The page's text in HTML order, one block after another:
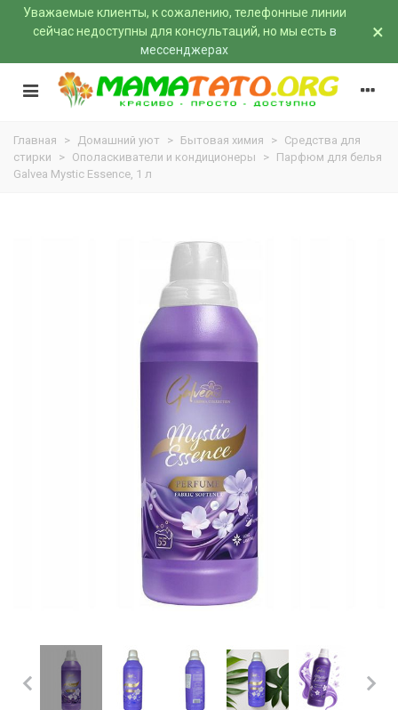
Уважаемые клиенты, к сожалению, телефонные линии
сейчас недоступны для консультаций, но мы есть в
мессенджерах
×
Главная > Домашний уют > Бытовая химия > Средства для
стирки
> Ополаскиватели и кондиционеры > Парфюм для белья
Galvea Mystic Essence, 1 л